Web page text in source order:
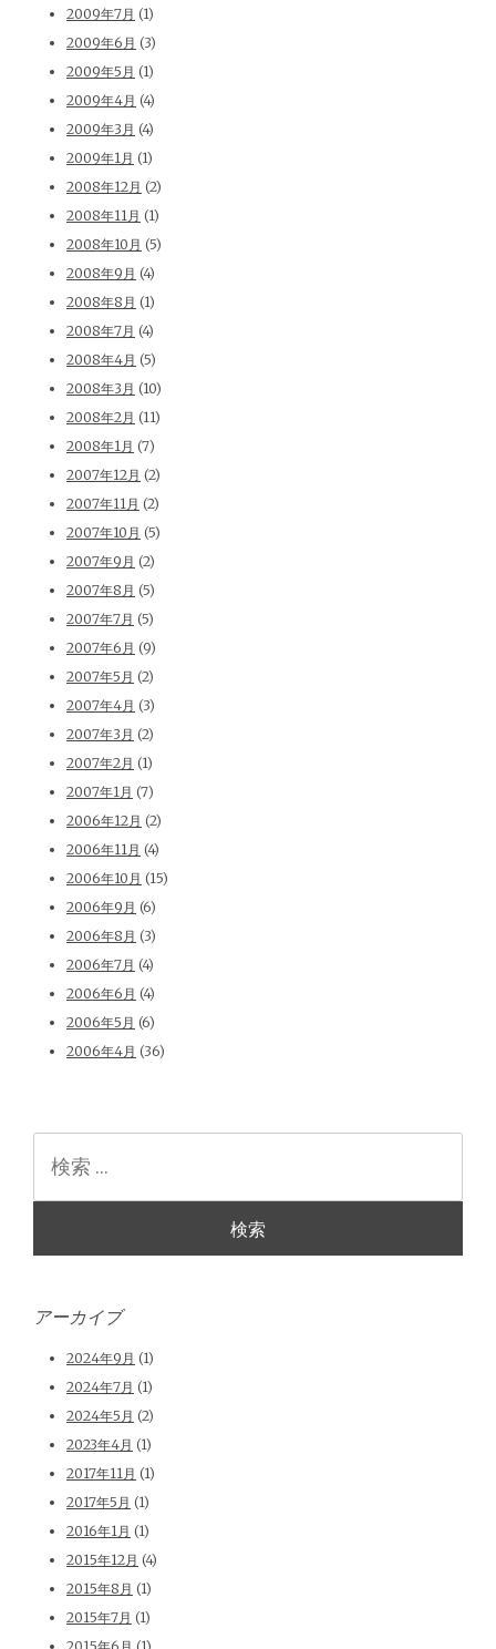
2009年7月 (1)
2009年6月 (3)
2009年5月 (1)
2009年4月 (4)
2009年3月 (4)
2009年1月 (1)
2008年12月 (2)
2008年11月 (1)
2008年10月 (5)
2008年9月 (4)
2008年8月 (1)
2008年7月 (4)
2008年4月 (5)
2008年3月 (10)
2008年2月 (11)
2008年1月 (7)
2007年12月 (2)
2007年11月 (2)
2007年10月 (5)
2007年9月 (2)
2007年8月 (5)
2007年7月 (5)
2007年6月 (9)
2007年5月 (2)
2007年4月 (3)
2007年3月 (2)
2007年2月 (1)
2007年1月 (7)
2006年12月 (2)
2006年11月 (4)
2006年10月 (15)
2006年9月 (6)
2006年8月 (3)
2006年7月 (4)
2006年6月 (4)
2006年5月 (6)
2006年4月 (36)
アーカイブ
2024年9月 (1)
2024年7月 (1)
2024年5月 (2)
2023年4月 (1)
2017年11月 (1)
2017年5月 (1)
2016年1月 (1)
2015年12月 (4)
2015年8月 (1)
2015年7月 (1)